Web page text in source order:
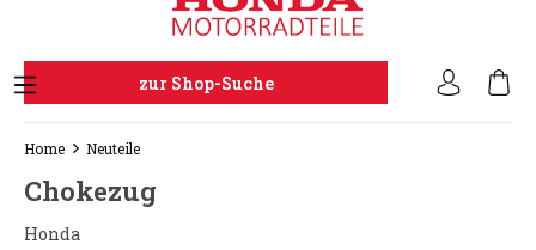
zur Shop-Suche
Home Neuteile
Chokezug
Honda